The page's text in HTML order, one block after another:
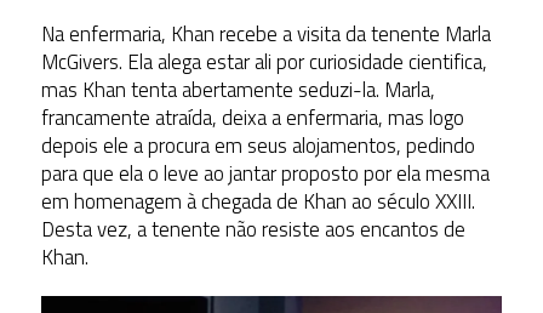
Na enfermaria, Khan recebe a visita da tenente Marla
McGivers. Ela alega estar ali por curiosidade cientifica,
mas Khan tenta abertamente seduzi-la. Marla,
francamente atraída, deixa a enfermaria, mas logo
depois ele a procura em seus alojamentos, pedindo
para que ela o leve ao jantar proposto por ela mesma
em homenagem à chegada de Khan ao século XXIII.
Desta vez, a tenente não resiste aos encantos de
Khan.